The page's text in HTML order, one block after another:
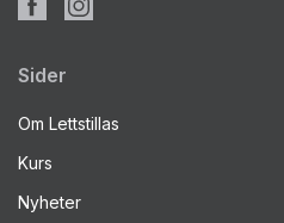
Sider
Om Lettstillas
Kurs
Nyheter